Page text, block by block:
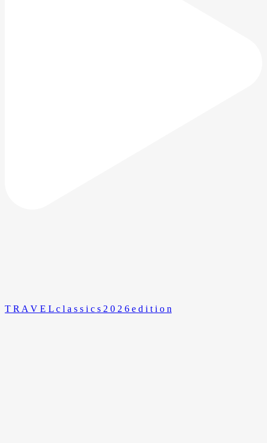
T R A V E L c l a s s i c s 2 0 2 6 e d i t i o n